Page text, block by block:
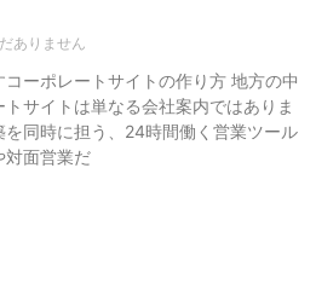
ありません
ーポレートサイトの作り方 地方の中
サイトは単なる会社案内ではありま
同時に担う、24時間働く営業ツール
対面営業だ